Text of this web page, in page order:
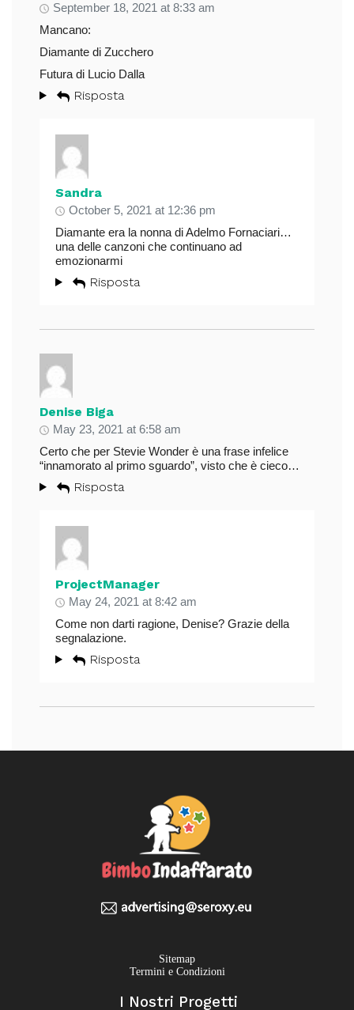
September 18, 2021 at 8:33 am
Mancano:
Diamante di Zucchero
Futura di Lucio Dalla
Risposta
Sandra
October 5, 2021 at 12:36 pm
Diamante era la nonna di Adelmo Fornaciari…
una delle canzoni che continuano ad
emozionarmi
Risposta
Denise Biga
May 23, 2021 at 6:58 am
Certo che per Stevie Wonder è una frase infelice
“innamorato al primo sguardo”, visto che è cieco…
Risposta
ProjectManager
May 24, 2021 at 8:42 am
Come non darti ragione, Denise? Grazie della
segnalazione.
Risposta
Sitemap
Termini e Condizioni
I Nostri Progetti